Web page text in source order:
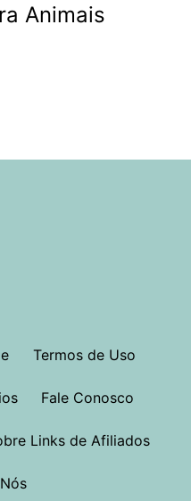
Animais
Termos de Uso
Fale Conosco
Links de Afiliados